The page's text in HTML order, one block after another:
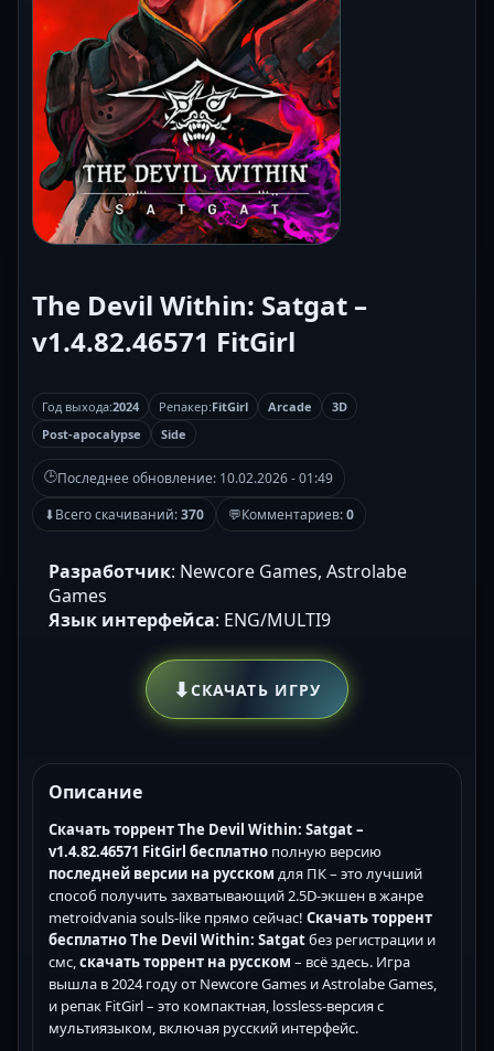
The Devil Within: Satgat –
v1.4.82.46571 FitGirl
Год выхода:2024 Репакер:FitGirl Arcade
3D
Post-apocalypse
Side
🕒Последнее обновление: 10.02.2026 - 01:49
⬇Всего скачиваний:370 💬Комментариев:0
Разработчик: Newcore Games, Astrolabe
Games
Язык интерфейса: ENG/MULTI9
⬇СКАЧАТЬ ИГРУ
Описание
Скачать торрент The Devil Within: Satgat –
v1.4.82.46571 FitGirl бесплатно полную версию
последней версии на русском для ПК – это лучший
способ получить захватывающий 2.5D-экшен в жанре
metroidvania souls-like прямо сейчас! Скачать торрент
бесплатноThe Devil Within: Satgatбез регистрации и
смс,скачать торрент на русском – всё здесь. Игра
вышла в 2024 году от Newcore Games и Astrolabe Games,
и репак FitGirl – это компактная, lossless-версия с
мультиязыком, включая русский интерфейс.